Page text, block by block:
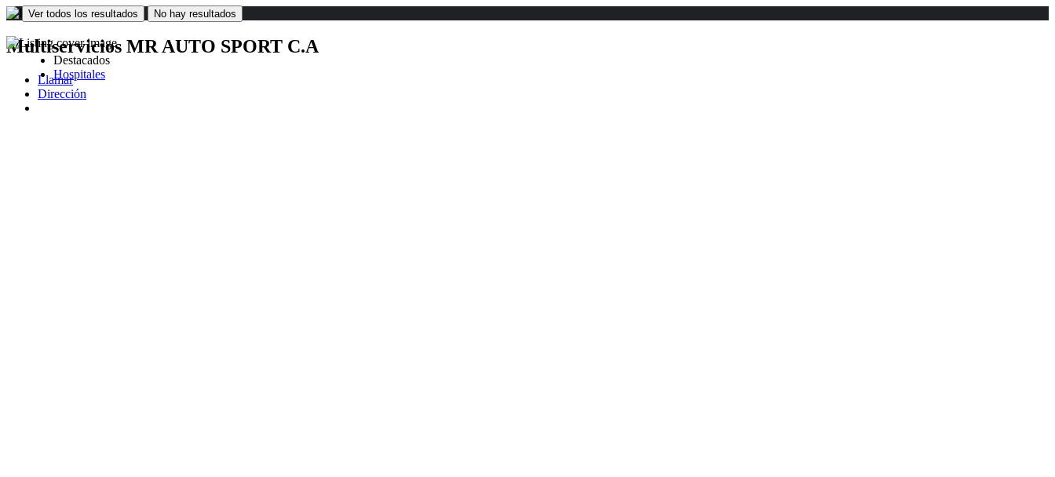
Ver todos los resultados No hay resultados
Destacados
Hospitales
Multiservicios MR AUTO SPORT C.A
Llamar
Dirección